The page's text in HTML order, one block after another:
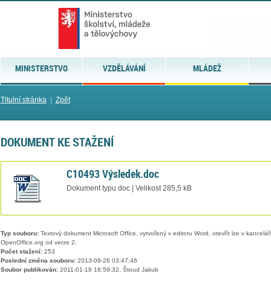
MINISTERSTVO VZDĚLÁVÁNÍ MLÁDEŽ
Titulní stránka| Zpět
DOKUMENT KE STAŽENÍ
C10493 Výsledek.doc
Dokument typu doc | Velikost 285,5 kB
Typ souboru:Textový dokument Microsoft Office, vytvořený v editoru Word, otevřít lze v
OpenOffice.org od verze 2.
Počet stažení:253
Poslední změna souboru:2013-09-26 03:47:46
Soubor publikován:2011-01-18 16:59:32, Štoud Jakub